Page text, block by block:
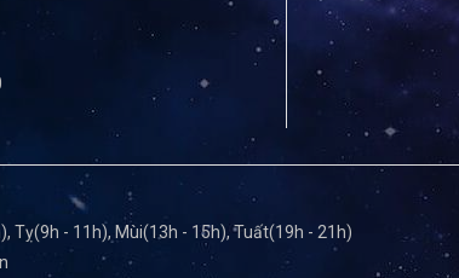
Tỵ(9h - 11h), Mùi(13h - 15h), Tuất(19h - 21h)